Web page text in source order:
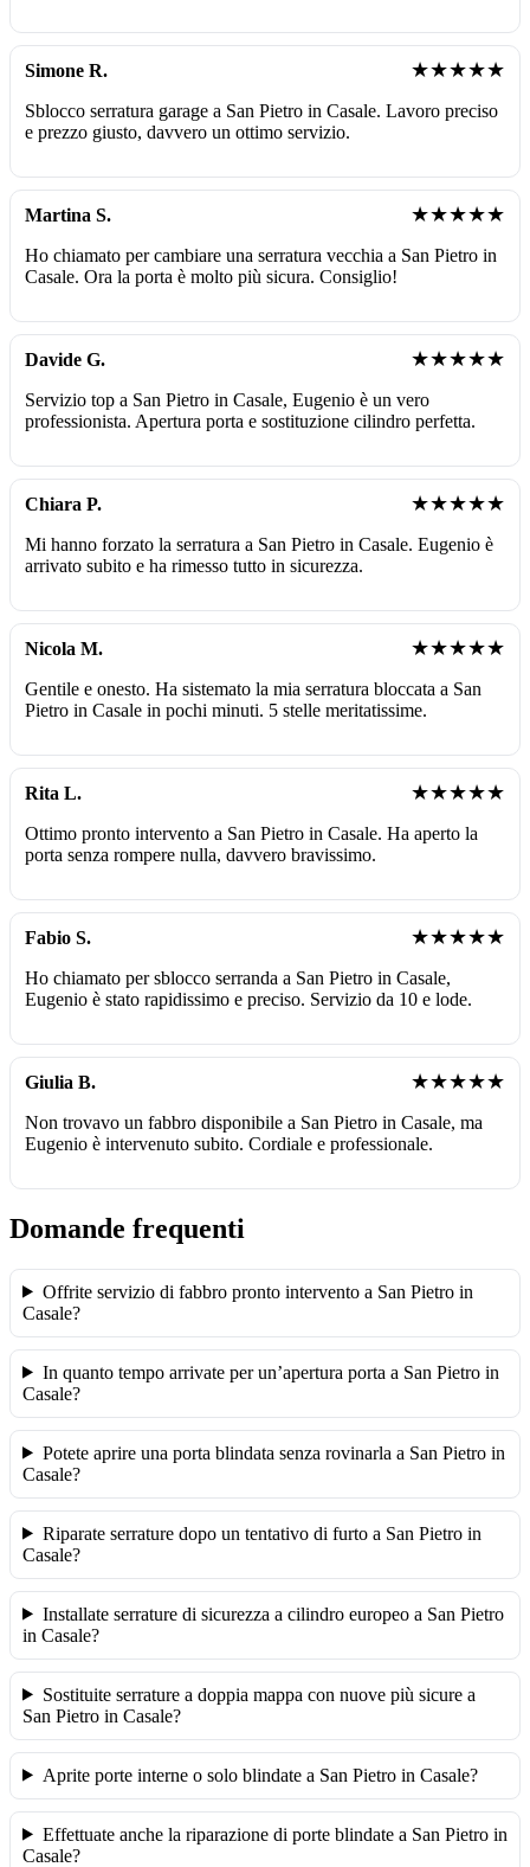
Simone R. ★★★★★
Sblocco serratura garage a San Pietro in Casale. Lavoro preciso
e prezzo giusto, davvero un ottimo servizio.
Martina S. ★★★★★
Ho chiamato per cambiare una serratura vecchia a San Pietro in
Casale. Ora la porta è molto più sicura. Consiglio!
Davide G. ★★★★★
Servizio top a San Pietro in Casale, Eugenio è un vero
professionista. Apertura porta e sostituzione cilindro perfetta.
Chiara P. ★★★★★
Mi hanno forzato la serratura a San Pietro in Casale. Eugenio è
arrivato subito e ha rimesso tutto in sicurezza.
Nicola M. ★★★★★
Gentile e onesto. Ha sistemato la mia serratura bloccata a San
Pietro in Casale in pochi minuti. 5 stelle meritatissime.
Rita L. ★★★★★
Ottimo pronto intervento a San Pietro in Casale. Ha aperto la
porta senza rompere nulla, davvero bravissimo.
Fabio S. ★★★★★
Ho chiamato per sblocco serranda a San Pietro in Casale,
Eugenio è stato rapidissimo e preciso. Servizio da 10 e lode.
Giulia B. ★★★★★
Non trovavo un fabbro disponibile a San Pietro in Casale, ma
Eugenio è intervenuto subito. Cordiale e professionale.
Domande frequenti
Offrite servizio di fabbro pronto intervento a San Pietro in
Casale?
In quanto tempo arrivate per un’apertura porta a San Pietro in
Casale?
Potete aprire una porta blindata senza rovinarla a San Pietro in
Casale?
Riparate serrature dopo un tentativo di furto a San Pietro in
Casale?
Installate serrature di sicurezza a cilindro europeo a San Pietro
in Casale?
Sostituite serrature a doppia mappa con nuove più sicure a
San Pietro in Casale?
Aprite porte interne o solo blindate a San Pietro in Casale?
Effettuate anche la riparazione di porte blindate a San Pietro in
Casale?